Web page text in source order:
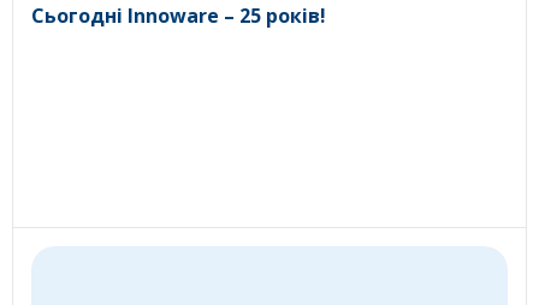
Сьогодні Innoware – 25 років!